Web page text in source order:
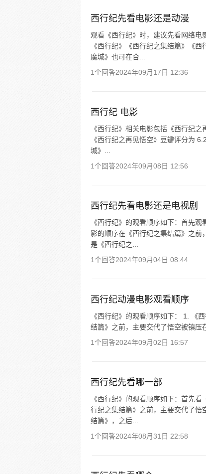
西行纪先看电影还是动漫
观看《西行纪》时，建议先看网络电
《西行纪》《西行纪之集结篇》《
魔城》也可在合...
1个回答2024年09月17日 12:36
西行纪 电影
《西行纪》相关电影包括《西行纪
《西行纪之再见悟空》豆瓣评分为
城》...
1个回答2024年09月08日 12:56
西行纪先看电影还是电视剧
《西行纪》的观看顺序如下：首先
影的顺序在《西行纪之集结篇》之
是《西行纪之...
1个回答2024年09月04日 08:44
西行纪动漫电影观看顺序
《西行纪》的观看顺序如下： 1. 《
结篇》之前，主要交代了悟空被镇压
1个回答2024年09月02日 16:57
西行纪先看哪一部
《西行纪》的观看顺序如下：首先
行纪之集结篇》之前，主要交代了悟
结篇》，之后...
1个回答2024年08月31日 22:58